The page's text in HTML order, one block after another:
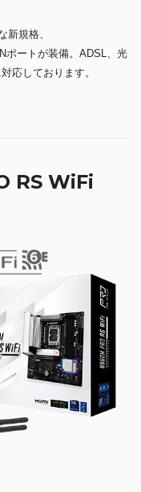
新規格、
ポートが装備。ADSL、光
応しております。
RS WiFi